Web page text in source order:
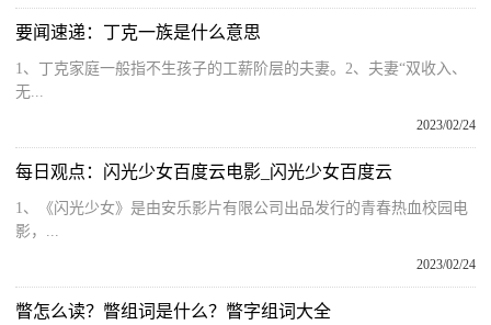
要闻速递：丁克一族是什么意思
1、丁克家庭一般指不生孩子的工薪阶层的夫妻。2、夫妻“双收入、
无...
2023/02/24
每日观点：闪光少女百度云电影_闪光少女百度云
1、《闪光少女》是由安乐影片有限公司出品发行的青春热血校园电
影，...
2023/02/24
瞥怎么读？瞥组词是什么？瞥字组词大全